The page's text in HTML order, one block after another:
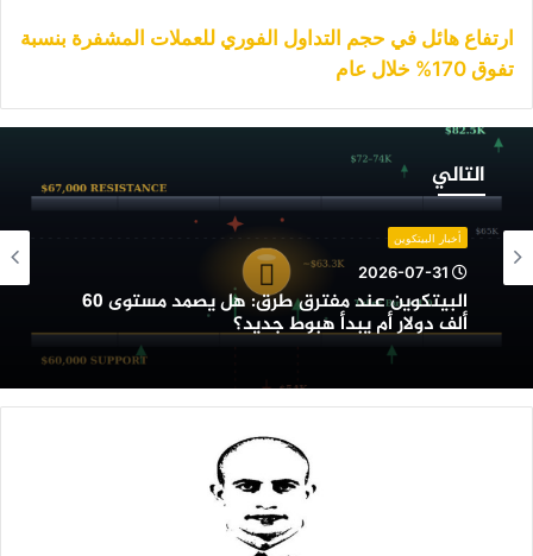
ارتفاع هائل في حجم التداول الفوري للعملات المشفرة بنسبة
تفوق 170% خلال عام
التالي
البيتكوين
طرق:
هل
يصمد
مستوى
أم
يبدأ
أخبار البيتكوين
2026-07-31
البيتكوين عند مفترق طرق: هل يصمد مستوى 60
ألف دولار أم يبدأ هبوط جديد؟